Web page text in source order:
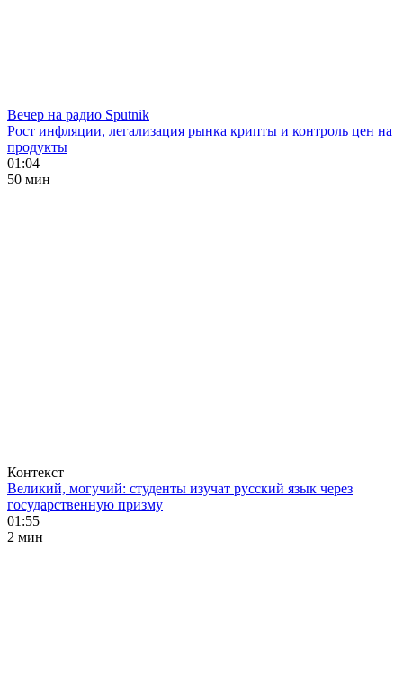
Вечер на радио Sputnik
Рост инфляции, легализация рынка крипты и контроль цен на
продукты
01:04
50 мин
Контекст
Великий, могучий: студенты изучат русский язык через
государственную призму
01:55
2 мин